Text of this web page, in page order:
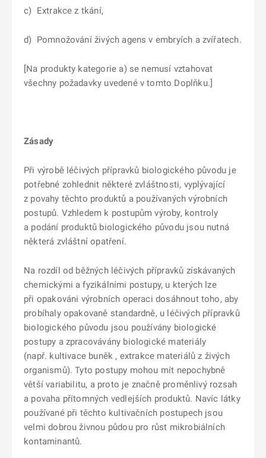
c) Extrakce z tkání,
d) Pomnožování živých agens v embryích a zvířatech.
[Na produkty kategorie a) se nemusí vztahovat
všechny požadavky uvedené v tomto Doplňku.]
Zásady
Při výrobě léčivých přípravků biologického původu je
potřebné zohlednit některé zvláštnosti, vyplývající
z povahy těchto produktů a používaných výrobních
postupů. Vzhledem k postupům výroby, kontroly
a podání produktů biologického původu jsou nutná
některá zvláštní opatření.
Na rozdíl od běžných léčivých přípravků získávaných
chemickými a fyzikálními postupy, u kterých lze
při opakováni výrobních operaci dosáhnout toho, aby
probíhaly opakovaně standardně, u léčivých přípravků
biologického původu jsou používány biologické
postupy a zpracovávány biologické materiály
(např. kultivace buněk , extrakce materiálů z živých
organismů). Tyto postupy mohou mít nepochybně
větší variabilitu, a proto je značně proměnlivý rozsah
a povaha přítomných vedlejších produktů. Navíc látky
používané při těchto kultivačních postupech jsou
velmi dobrou živnou půdou pro růst mikrobiálních
kontaminantů.